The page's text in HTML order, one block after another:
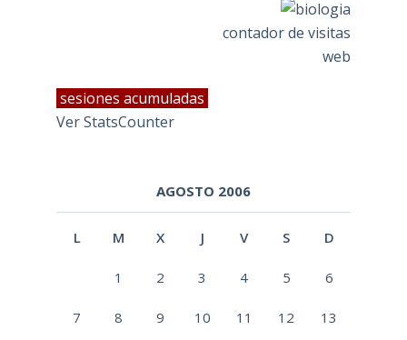
contador de visitas
web
sesiones acumuladas
Ver StatsCounter
AGOSTO 2006
L M X J V S D
1 2 3 4 5 6
7 8 9 10 11 12 13